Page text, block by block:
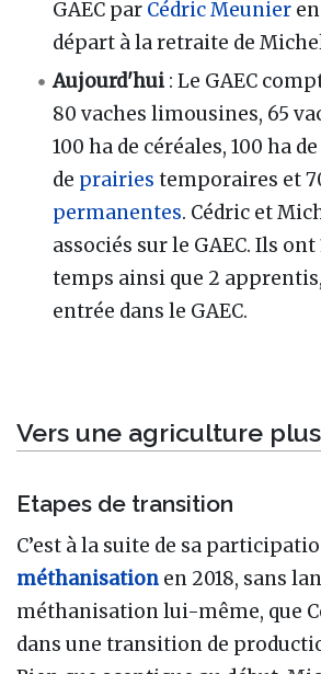
GAEC par Cédric Meunier
départ à la retraite de
Aujourd'hui : Le GAEC
80 vaches limousines, 65
100 ha de céréales, 100 ha
de prairies temporaires et
permanentes. Cédric et
associés sur le GAEC. Ils
temps ainsi que 2 apprentis,
entrée dans le GAEC.
Vers une agriculture
Etapes de transition
C’est à la suite de sa
méthanisation en 2018, sans
méthanisation lui-même, que
dans une transition de